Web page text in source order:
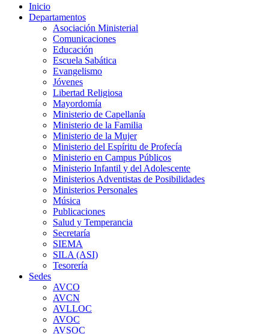
Inicio
Departamentos
Asociación Ministerial
Comunicaciones
Educación
Escuela Sabática
Evangelismo
Jóvenes
Libertad Religiosa
Mayordomía
Ministerio de Capellanía
Ministerio de la Familia
Ministerio de la Mujer
Ministerio del Espíritu de Profecía
Ministerio en Campus Públicos
Ministerio Infantil y del Adolescente
Ministerios Adventistas de Posibilidades
Ministerios Personales
Música
Publicaciones
Salud y Temperancia
Secretaría
SIEMA
SILA (ASI)
Tesorería
Sedes
AVCO
AVCN
AVLLOC
AVOC
AVSOC